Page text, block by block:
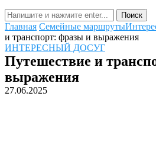
Поиск
Главная Семейные маршруты
и транспорт: фразы и выражения
ИНТЕРЕСНЫЙ ДОСУГ
Путешествие и
выражения
27.06.2025